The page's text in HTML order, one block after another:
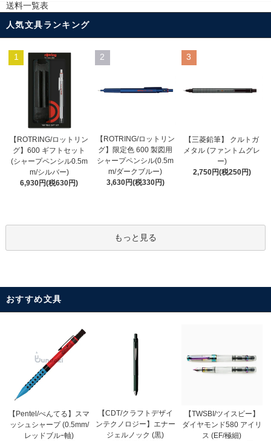
送料一覧表
人気文具ランキング
1
【ROTRING/ロットリン
グ】600 ギフトセット
(シャープペンシル0.5m
m/シルバー)
6,930円(税630円)
2
【ROTRING/ロットリン
グ】限定色 600 製図用
シャープペンシル(0.5m
m/ダークブルー)
3,630円(税330円)
3
【三菱鉛筆】 クルトガ
メタル (ファントムグレ
ー)
2,750円(税250円)
もっと見る
おすすめ文具
【Pentel/ぺんてる】スマ
ッシュシャープ (0.5mm/
レッドブルｰ軸)
【CDT/クラフトデザイ
ンテクノロジー】エナー
ジェルノック (黒)
【TWSBI/ツイスビー】
ダイヤモンド580 アイリ
ス (EF/極細)